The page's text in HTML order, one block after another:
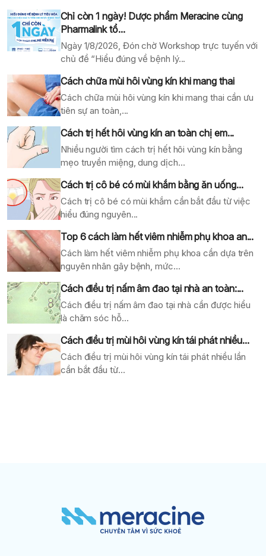
Chỉ còn 1 ngày! Dược phẩm Meracine cùng
Pharmalink tổ...
Ngày 1/8/2026, Đón chờ Workshop trực tuyến với
chủ đề “Hiểu đúng về bệnh lý...
Cách chữa mùi hôi vùng kín khi mang thai
Cách chữa mùi hôi vùng kín khi mang thai cần ưu
tiên sự an toàn,...
Cách trị hết hôi vùng kín an toàn chị em...
Nhiều người tìm cách trị hết hôi vùng kín bằng
mẹo truyền miệng, dung dịch...
Cách trị cô bé có mùi khắm bằng ăn uống...
Cách trị cô bé có mùi khắm cần bắt đầu từ việc
hiểu đúng nguyên...
Top 6 cách làm hết viêm nhiễm phụ khoa an...
Cách làm hết viêm nhiễm phụ khoa cần dựa trên
nguyên nhân gây bệnh, mức...
Cách điều trị nấm âm đao tại nhà an toàn:...
Cách điều trị nấm âm đao tại nhà cần được hiểu
là chăm sóc hỗ...
Cách điều trị mùi hôi vùng kín tái phát nhiều...
Cách điều trị mùi hôi vùng kín tái phát nhiều lần
cần bắt đầu từ...